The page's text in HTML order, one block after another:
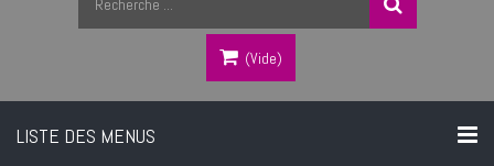
(vide)
LISTE DES MENUS